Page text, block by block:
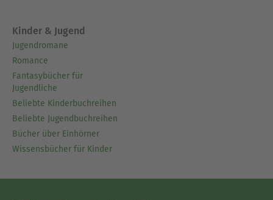
Kinder & Jugend
Jugendromane
Romance
Fantasybücher für
Jugendliche
Beliebte Kinderbuchreihen
Beliebte Jugendbuchreihen
Bücher über Einhörner
Wissensbücher für Kinder